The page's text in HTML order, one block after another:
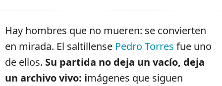
Hay hombres que no mueren: se convierten
en mirada. El saltillense Pedro Torres fue uno
de ellos. Su partida no deja un vacío, deja
un archivo vivo: imágenes que siguen